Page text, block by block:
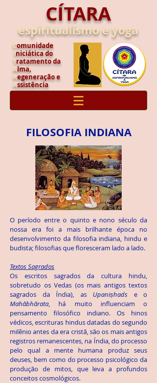
CÍTARA
espiritualismo e yoga
Comunidade
Iniciática do
Tratamento da
Alma,
Regeneração e
Assistência
FILOSOFIA INDIANA
O período entre o quinto e nono século da
nossa era foi a mais brilhante época no
desenvolvimento da filosofia indiana, hindu e
budista; filosofias que floresceram lado a lado.
Textos Sagrados
Os escritos sagrados da cultura hindu,
sobretudo os Vedas (os mais antigos textos
sagrados da Índia), as Upaniṣhads e o
Mahābhārata, há muito influenciam o
pensamento filosófico indiano. Os hinos
védicos, escrituras hindus datadas do segundo
milênio antes da era cristã, são os mais antigos
registros remanescentes, na Índia, do processo
pelo qual a mente humana produz seus
deuses, bem como do processo psicológico da
produção de mitos, que leva a profundos
conceitos cosmológicos.